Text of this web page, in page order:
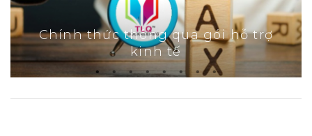
Chính thức thông qua gói hỗ trợ
kinh tế